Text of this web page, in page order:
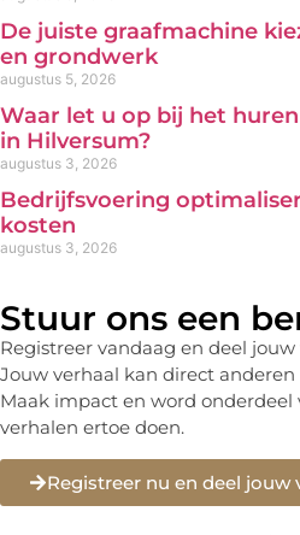
De juiste graafmachine
en grondwerk
augustus 5, 2026
Waar let u op bij het
in Hilversum?
augustus 3, 2026
Bedrijfsvoering
kosten
augustus 3, 2026
Stuur ons een
Registreer vandaag en deel
Jouw verhaal kan direct
Maak impact en word
verhalen ertoe doen.
Registreer nu en deel jouw